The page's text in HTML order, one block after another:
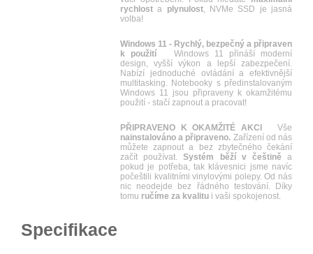
rychlost a plynulost, NVMe SSD je jasná
volba!
Windows 11 - Rychlý, bezpečný a připraven
k použití Windows 11 přináší moderní
design, vyšší výkon a lepší zabezpečení.
Nabízí jednoduché ovládání a efektivnější
multitasking. Notebooky s předinstalovaným
Windows 11 jsou připraveny k okamžitému
použití - stačí zapnout a pracovat!
PŘIPRAVENO K OKAMŽITÉ AKCI
Vše
nainstalováno a připraveno. Zařízení od nás
můžete zapnout a bez zbytečného čekání
začít používat.Systém běží v češtině a
pokud je potřeba, tak klávesnici jsme navíc
počeštili kvalitními vinylovými polepy. Od nás
nic neodejde bez řádného testování. Díky
tomu ručíme za kvalitu i vaši spokojenost.
Specifikace